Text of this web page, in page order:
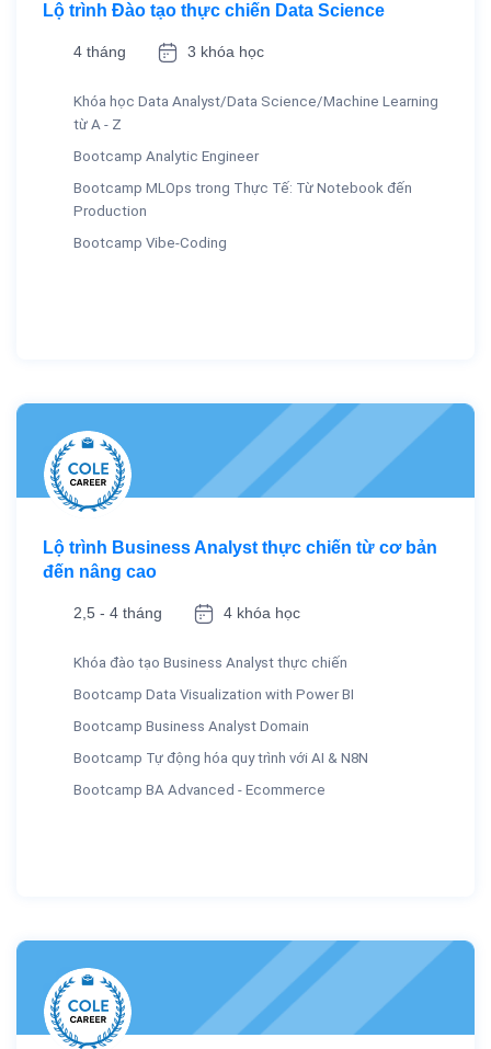
Lộ trình Đào tạo thực chiến Data Science
4 tháng 3 khóa học
Khóa học Data Analyst/Data Science/Machine Learning
từ A - Z
Bootcamp Analytic Engineer
Bootcamp MLOps trong Thực Tế: Từ Notebook đến
Production
Bootcamp Vibe-Coding
Lộ trình Business Analyst thực chiến từ cơ bản
đến nâng cao
2,5 - 4 tháng 4 khóa học
Khóa đào tạo Business Analyst thực chiến
Bootcamp Data Visualization with Power BI
Bootcamp Business Analyst Domain
Bootcamp Tự động hóa quy trình với AI & N8N
Bootcamp BA Advanced - Ecommerce